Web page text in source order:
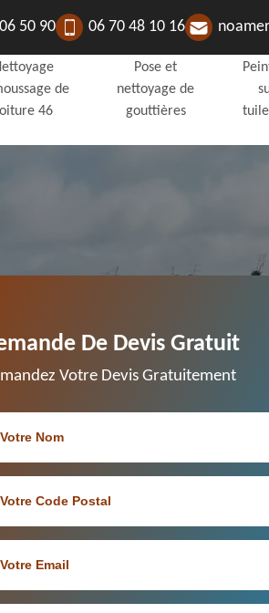
50 90 06 70 48 10 16
de
46
Pose et
nettoyage de
gouttières
De Devis Gratuit
Votre Devis Gratuitement